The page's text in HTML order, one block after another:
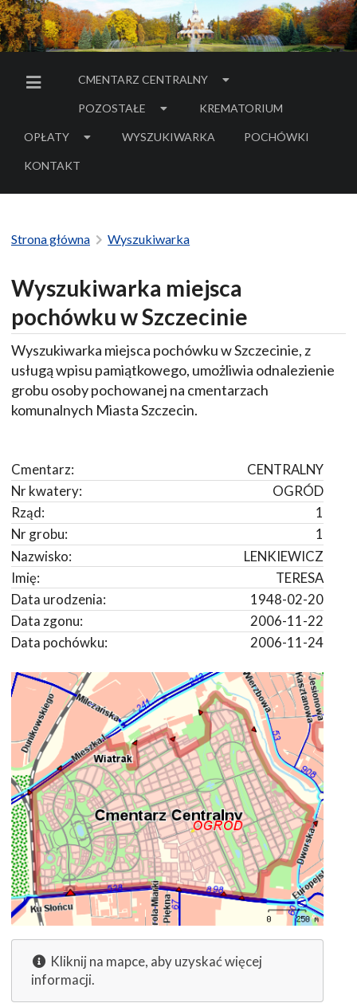
MENU BOCZNE
CMENTARZ CENTRALNY
POZOSTAŁE KREMATORIUM
OPŁATY WYSZUKIWARKA POCHÓWKI
- LINK DO SERWISU
KONTAKT
Strona główna Wyszukiwarka
Wyszukiwarka miejsca
pochówku w Szczecinie
Wyszukiwarka miejsca pochówku w Szczecinie, z
usługą wpisu pamiątkowego, umożliwia odnalezienie
grobu osoby pochowanej na cmentarzach
komunalnych Miasta Szczecin.
CENTRALNY
Cmentarz:
OGRÓD
Nr kwatery:
1
Rząd:
1
Nr grobu:
LENKIEWICZ
Nazwisko:
TERESA
Imię:
1948-02-20
Data urodzenia:
2006-11-22
Data zgonu:
2006-11-24
Data pochówku:
Kliknij na mapce, aby uzyskać więcej
informacji.